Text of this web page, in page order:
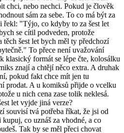
chci, nebo nechci. Pokud je člověk
sám za sebe. To co má být za
řekl: "Týjo, co kdyby to za šest let
se cítil podveden, protože
šest let bych měl ty předchozí
To přece není uvažování
klasický formát se lépe čte, kolosálku
znají a chtějí něco extra. A druhak
pokud fakt chce mít jen tu
prodat. A u komiksů přijde o vcelku
u nich cena zase tolik neklesá.
let vyjde jiná verze?
souvisí tvá potřeba říkat, že jsi od
co uznáš za vhodné, a co
Tak by se měl přeci chovat